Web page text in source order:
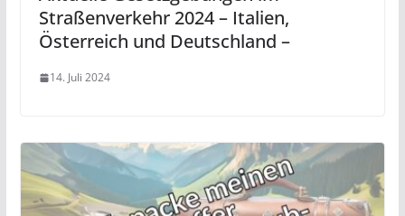
Straßenverkehr 2024 – Italien,
Österreich und Deutschland –
14. Juli 2024